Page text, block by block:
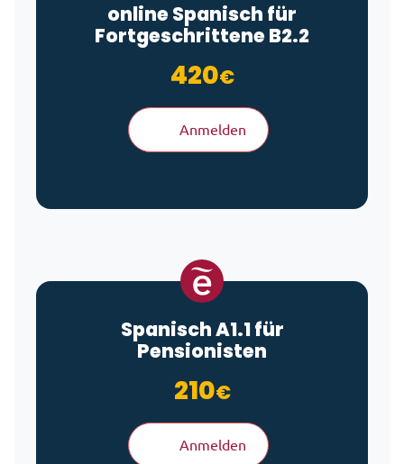
online Spanisch für
Fortgeschrittene B2.2
420€
Anmelden
Spanisch A1.1 für
Pensionisten
210€
Anmelden